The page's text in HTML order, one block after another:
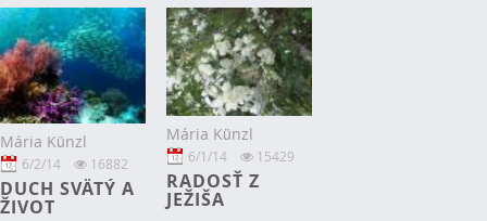
Mária Künzl
6/2/14 16882
DUCH SVÄTÝ A
ŽIVOT
Mária Künzl
6/1/14 15429
RADOSŤ Z
JEŽIŠA